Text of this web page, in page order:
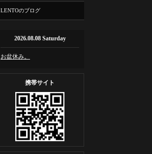
LENTOのブログ
2026.08.08 Saturday
お盆休み。
携帯サイト